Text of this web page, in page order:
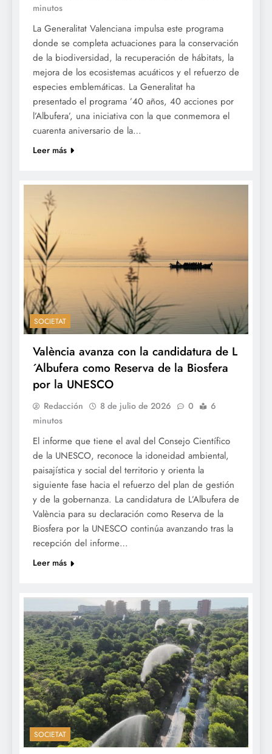
minutos
La Generalitat Valenciana impulsa este programa
donde se completa actuaciones para la conservación
de la biodiversidad, la recuperación de hábitats, la
mejora de los ecosistemas acuáticos y el refuerzo de
especies emblemáticas. La Generalitat ha
presentado el programa ’40 años, 40 acciones por
l’Albufera’, una iniciativa con la que conmemora el
cuarenta aniversario de la…
Leer más
SOCIETAT
València avanza con la candidatura de L
´Albufera como Reserva de la Biosfera
por la UNESCO
Redacción 8 de julio de 2026 0
6
minutos
El informe que tiene el aval del Consejo Científico
de la UNESCO, reconoce la idoneidad ambiental,
paisajística y social del territorio y orienta la
siguiente fase hacia el refuerzo del plan de gestión
y de la gobernanza. La candidatura de L’Albufera de
València para su declaración como Reserva de la
Biosfera por la UNESCO continúa avanzando tras la
recepción del informe…
Leer más
SOCIETAT